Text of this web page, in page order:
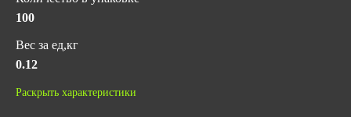
100
Вес за ед,кг
0.12
Объем за ед,м3
Раскрыть характеристики